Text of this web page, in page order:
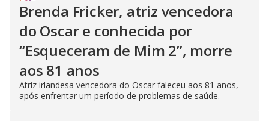
Brenda Fricker, atriz vencedora
do Oscar e conhecida por
“Esqueceram de Mim 2”, morre
aos 81 anos
Atriz irlandesa vencedora do Oscar faleceu aos 81 anos,
após enfrentar um período de problemas de saúde.